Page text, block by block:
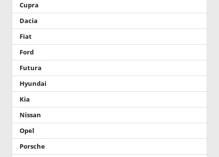
Cupra
Dacia
Fiat
Ford
Futura
Hyundai
Kia
Nissan
Opel
Porsche